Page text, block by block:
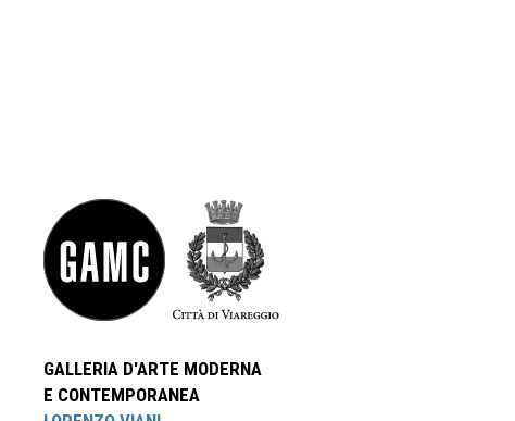
GALLERIA D'ARTE MODERNA
E CONTEMPORANEA